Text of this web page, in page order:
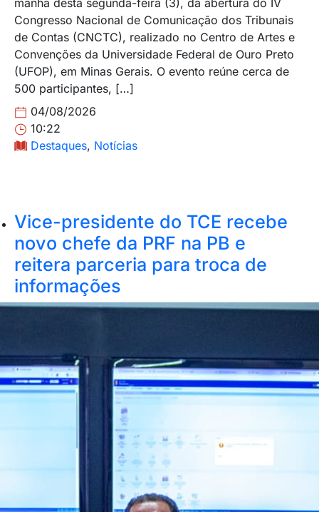
manhã desta segunda-feira (3), da abertura do IV
Congresso Nacional de Comunicação dos Tribunais
de Contas (CNCTC), realizado no Centro de Artes e
Convenções da Universidade Federal de Ouro Preto
(UFOP), em Minas Gerais. O evento reúne cerca de
500 participantes, […]
04/08/2026
10:22
Destaques, Notícias
Vice-presidente do TCE recebe
novo chefe da PRF na PB e
reitera parceria para troca de
informações